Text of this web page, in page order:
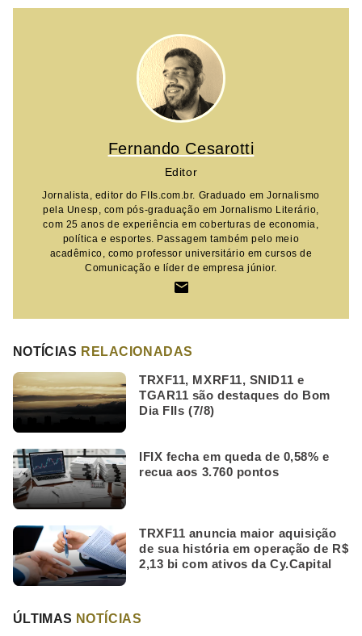
Fernando Cesarotti
Editor
Jornalista, editor do FIIs.com.br. Graduado em Jornalismo
pela Unesp, com pós-graduação em Jornalismo Literário,
com 25 anos de experiência em coberturas de economia,
política e esportes. Passagem também pelo meio
acadêmico, como professor universitário em cursos de
Comunicação e líder de empresa júnior.
NOTÍCIAS RELACIONADAS
TRXF11, MXRF11, SNID11 e
TGAR11 são destaques do Bom
Dia FIIs (7/8)
IFIX fecha em queda de 0,58% e
recua aos 3.760 pontos
TRXF11 anuncia maior aquisição
de sua história em operação de R$
2,13 bi com ativos da Cy.Capital
ÚLTIMAS NOTÍCIAS